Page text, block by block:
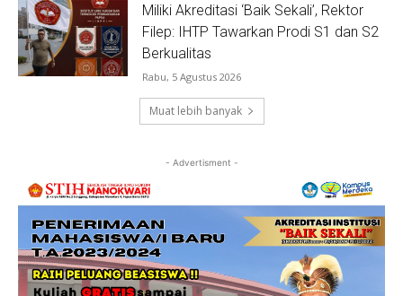
Miliki Akreditasi ‘Baik Sekali’, Rektor
Filep: IHTP Tawarkan Prodi S1 dan S2
Berkualitas
Rabu, 5 Agustus 2026
Muat lebih banyak
- Advertisment -